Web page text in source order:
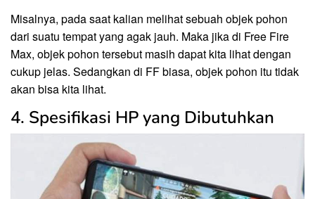
Misalnya, pada saat kalian melihat sebuah objek pohon
dari suatu tempat yang agak jauh. Maka jika di Free Fire
Max, objek pohon tersebut masih dapat kita lihat dengan
cukup jelas. Sedangkan di FF biasa, objek pohon itu tidak
akan bisa kita lihat.
4. Spesifikasi HP yang Dibutuhkan